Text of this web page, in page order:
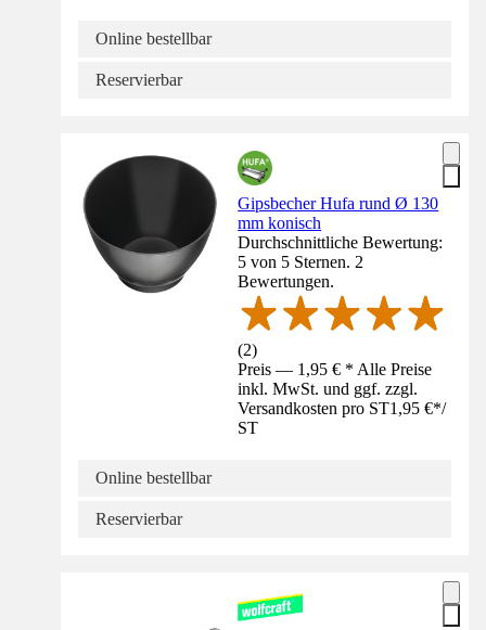
Online bestellbar
Reservierbar
Gipsbecher Hufa rund Ø 130
mm konisch
Durchschnittliche Bewertung:
5 von 5 Sternen. 2
Bewertungen.
(2)
Preis — 1,95 € * Alle Preise
inkl. MwSt. und ggf. zzgl.
Versandkosten pro ST1,95 €*/
ST
Online bestellbar
Reservierbar